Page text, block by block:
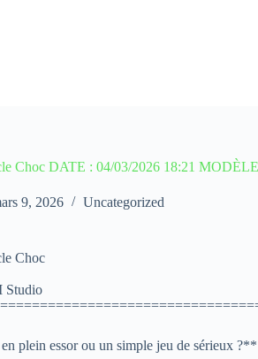
Choc DATE : 04/03/2026 18:21
9, 2026 Uncategorized
Choc
Studio
plein essor ou un simple jeu de sérieux ?**